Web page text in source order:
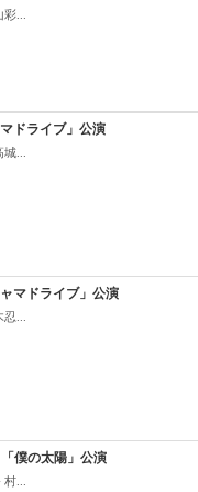
...
ドライブ」公演
...
マドライブ」公演
...
僕の太陽」公演
...